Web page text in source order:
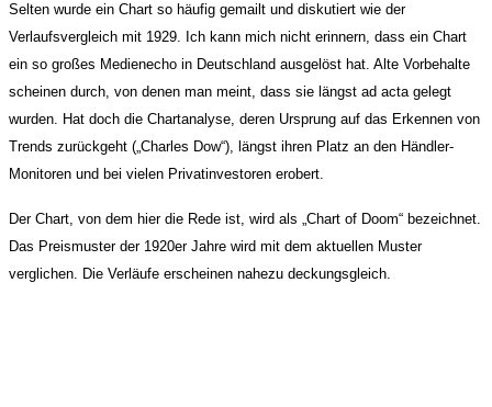
Selten wurde ein Chart so häufig gemailt und diskutiert wie der
Verlaufsvergleich mit 1929. Ich kann mich nicht erinnern, dass ein Chart
ein so großes Medienecho in Deutschland ausgelöst hat. Alte Vorbehalte
scheinen durch, von denen man meint, dass sie längst ad acta gelegt
wurden. Hat doch die Chartanalyse, deren Ursprung auf das Erkennen von
Trends zurückgeht („Charles Dow“), längst ihren Platz an den Händler-
Monitoren und bei vielen Privatinvestoren erobert.
Der Chart, von dem hier die Rede ist, wird als „Chart of Doom“ bezeichnet.
Das Preismuster der 1920er Jahre wird mit dem aktuellen Muster
verglichen. Die Verläufe erscheinen nahezu deckungsgleich.